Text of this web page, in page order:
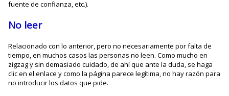
fuente de confianza, etc.).
No leer
Relacionado con lo anterior, pero no necesariamente por falta de
tiempo, en muchos casos las personas no leen. Como mucho en
zigzag y sin demasiado cuidado, de ahí que ante la duda, se haga
clic en el enlace y como la página parece legítima, no hay razón para
no introducir los datos que pide.